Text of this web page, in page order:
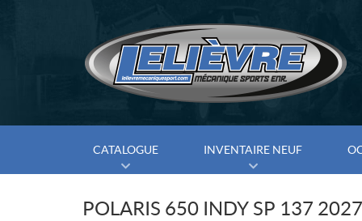
CATALOGUE INVENTAIRE NEUF
POLARIS 650 INDY SP 137 2027